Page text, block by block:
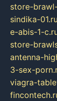
store-
sindika-01.ru
e-abis-1-
store-
antenna-
3-sex-
viagra-